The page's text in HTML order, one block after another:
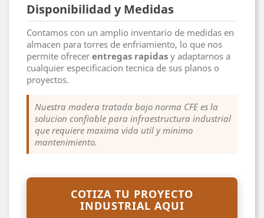
Disponibilidad y Medidas
Contamos con un amplio inventario de medidas en
almacen para torres de enfriamiento, lo que nos
permite ofrecer entregas rapidas y adaptarnos a
cualquier especificacion tecnica de sus planos o
proyectos.
Nuestra madera tratada bajo norma CFE es la
solucion confiable para infraestructura industrial
que requiere maxima vida util y minimo
mantenimiento.
COTIZA TU PROYECTO
INDUSTRIAL AQUI